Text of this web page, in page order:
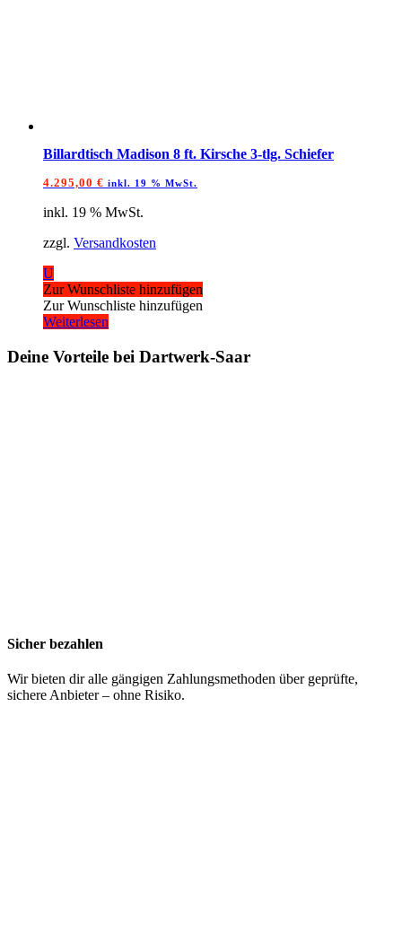
Billardtisch Madison 8 ft. Kirsche 3-tlg. Schiefer
4.295,00 € inkl. 19 % MwSt.
inkl. 19 % MwSt.
zzgl. Versandkosten
U
Zur Wunschliste hinzufügen
Zur Wunschliste hinzufügen
Weiterlesen
Deine Vorteile bei Dartwerk-Saar
Sicher bezahlen
Wir bieten dir alle gängigen Zahlungsmethoden über geprüfte,
sichere Anbieter – ohne Risiko.